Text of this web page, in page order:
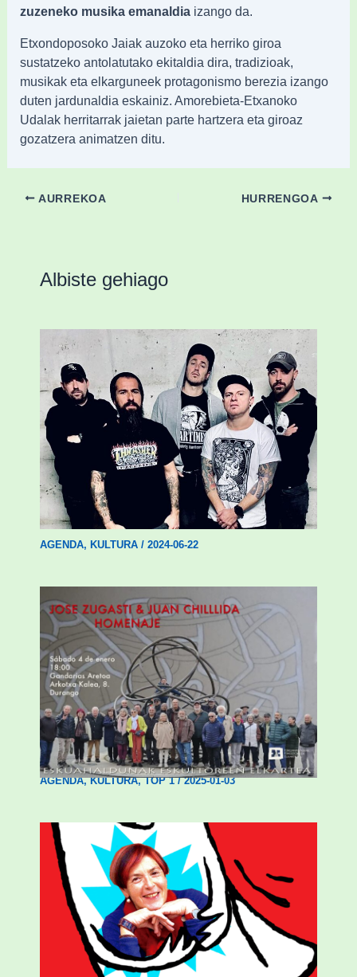
zuzeneko musika emanaldia izango da.
Etxondoposoko Jaiak auzoko eta herriko giroa
sustatzeko antolatutako ekitaldia dira, tradizioak,
musikak eta elkarguneek protagonismo berezia izango
duten jardunaldia eskainiz. Amorebieta-Etxanoko
Udalak herritarrak jaietan parte hartzera eta giroaz
gozatzera animatzen ditu.
AURREKOA HURRENGOA
Albiste gehiago
Durangoko Alerta taldeak bere bosgarren
diskoa aurkeztuko du gaur Abadiñoko
Koba Liven
AGENDA, KULTURA/ 2024-06-22
Durangok Jose Zugazti eta Juan Chillida
eskultoreak omenduko ditu bihar
AGENDA,KULTURA,TOP 1/2025-01-03
Mariasun Landaren literatur ondarea